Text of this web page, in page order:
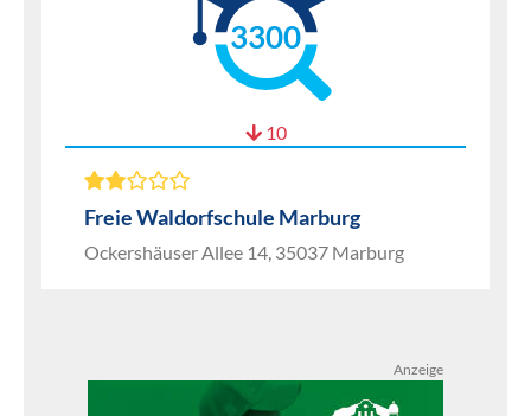
3300
10
Freie Waldorfschule Marburg
Ockershäuser Allee 14, 35037 Marburg
Anzeige